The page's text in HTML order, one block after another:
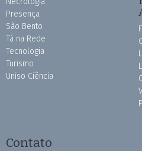
Presença
São Bento
Tá na Rede
Tecnologia
Turismo
Uniso Ciência
Contato